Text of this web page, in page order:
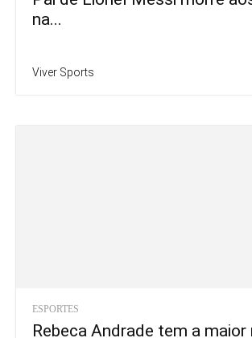
na...
Viver Sports
ESPORTES
Rebeca Andrade tem a